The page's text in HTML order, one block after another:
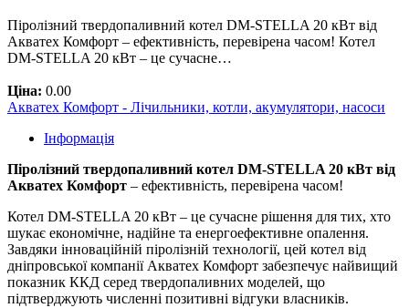
Піролізний твердопаливний котел DM-STELLA 20 кВт від
Акватех Комфорт – ефективність, перевірена часом! Котел
DM-STELLA 20 кВт – це сучасне…
Ціна: 0.00
Акватех Комфорт - Лічильники, котли, акумулятори, насоси
Інформація
Піролізний твердопаливний котел DM-STELLA 20 кВт від
Акватех Комфорт – ефективність, перевірена часом!
Котел DM-STELLA 20 кВт – це сучасне рішення для тих, хто
шукає економічне, надійне та енергоефективне опалення.
Завдяки інноваційній піролізній технології, цей котел від
дніпровської компанії Акватех Комфорт забезпечує найвищий
показник ККД серед твердопаливних моделей, що
підтверджують численні позитивні відгуки власників.